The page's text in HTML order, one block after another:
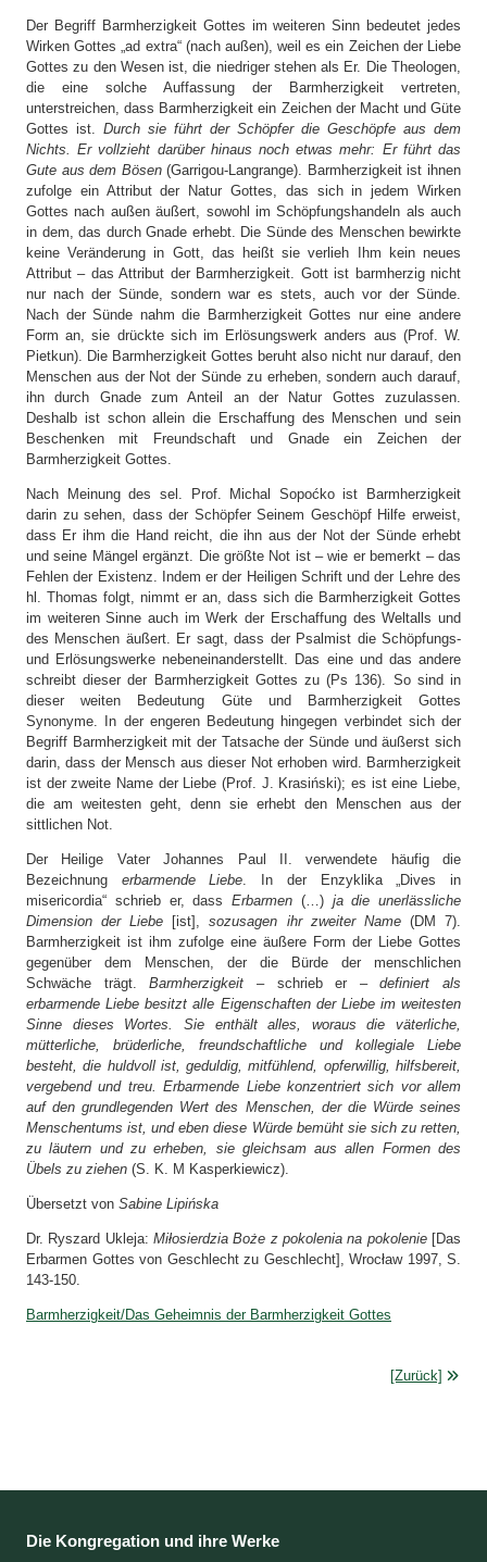
Der Begriff Barmherzigkeit Gottes im weiteren Sinn bedeutet jedes
Wirken Gottes „ad extra“ (nach außen), weil es ein Zeichen der Liebe
Gottes zu den Wesen ist, die niedriger stehen als Er. Die Theologen,
die eine solche Auffassung der Barmherzigkeit vertreten,
unterstreichen, dass Barmherzigkeit ein Zeichen der Macht und Güte
Gottes ist. Durch sie führt der Schöpfer die Geschöpfe aus dem
Nichts. Er vollzieht darüber hinaus noch etwas mehr: Er führt das
Gute aus dem Bösen(Garrigou-Langrange). Barmherzigkeit ist ihnen
zufolge ein Attribut der Natur Gottes, das sich in jedem Wirken
Gottes nach außen äußert, sowohl im Schöpfungshandeln als auch
in dem, das durch Gnade erhebt. Die Sünde des Menschen bewirkte
keine Veränderung in Gott, das heißt sie verlieh Ihm kein neues
Attribut – das Attribut der Barmherzigkeit. Gott ist barmherzig nicht
nur nach der Sünde, sondern war es stets, auch vor der Sünde.
Nach der Sünde nahm die Barmherzigkeit Gottes nur eine andere
Form an, sie drückte sich im Erlösungswerk anders aus (Prof. W.
Pietkun). Die Barmherzigkeit Gottes beruht also nicht nur darauf, den
Menschen aus der Not der Sünde zu erheben, sondern auch darauf,
ihn durch Gnade zum Anteil an der Natur Gottes zuzulassen.
Deshalb ist schon allein die Erschaffung des Menschen und sein
Beschenken mit Freundschaft und Gnade ein Zeichen der
Barmherzigkeit Gottes.
Nach Meinung des sel. Prof. Michal Sopoćko ist Barmherzigkeit
darin zu sehen, dass der Schöpfer Seinem Geschöpf Hilfe erweist,
dass Er ihm die Hand reicht, die ihn aus der Not der Sünde erhebt
und seine Mängel ergänzt. Die größte Not ist – wie er bemerkt – das
Fehlen der Existenz. Indem er der Heiligen Schrift und der Lehre des
hl. Thomas folgt, nimmt er an, dass sich die Barmherzigkeit Gottes
im weiteren Sinne auch im Werk der Erschaffung des Weltalls und
des Menschen äußert. Er sagt, dass der Psalmist die Schöpfungs-
und Erlösungswerke nebeneinanderstellt. Das eine und das andere
schreibt dieser der Barmherzigkeit Gottes zu (Ps 136). So sind in
dieser weiten Bedeutung Güte und Barmherzigkeit Gottes
Synonyme. In der engeren Bedeutung hingegen verbindet sich der
Begriff Barmherzigkeit mit der Tatsache der Sünde und äußerst sich
darin, dass der Mensch aus dieser Not erhoben wird. Barmherzigkeit
ist der zweite Name der Liebe (Prof. J. Krasiński); es ist eine Liebe,
die am weitesten geht, denn sie erhebt den Menschen aus der
sittlichen Not.
Der Heilige Vater Johannes Paul II. verwendete häufig die
Bezeichnung erbarmende Liebe . In der Enzyklika „Dives in
misericordia“ schrieb er, dass Erbarmen (…) ja die unerlässliche
Dimension der Liebe [ist],sozusagen ihr zweiter Name(DM 7).
Barmherzigkeit ist ihm zufolge eine äußere Form der Liebe Gottes
gegenüber dem Menschen, der die Bürde der menschlichen
Schwäche trägt.Barmherzigkeit – schrieb er –definiert als
erbarmende Liebe besitzt alle Eigenschaften der Liebe im weitesten
Sinne dieses Wortes. Sie enthält alles, woraus die väterliche,
mütterliche, brüderliche, freundschaftliche und kollegiale Liebe
besteht, die huldvoll ist, geduldig, mitfühlend, opferwillig, hilfsbereit,
vergebend und treu. Erbarmende Liebe konzentriert sich vor allem
auf den grundlegenden Wert des Menschen, der die Würde seines
Menschentums ist, und eben diese Würde bemüht sie sich zu retten,
zu läutern und zu erheben, sie gleichsam aus allen Formen des
Übels zu ziehen (S. K. M Kasperkiewicz).
Übersetzt von Sabine Lipińska
Dr. Ryszard Ukleja: Miłosierdzia Boże z pokolenia na pokolenie[Das
Erbarmen Gottes von Geschlecht zu Geschlecht], Wrocław 1997, S.
143-150.
Barmherzigkeit/Das Geheimnis der Barmherzigkeit Gottes
[Zurück]
Die Kongregation und ihre Werke